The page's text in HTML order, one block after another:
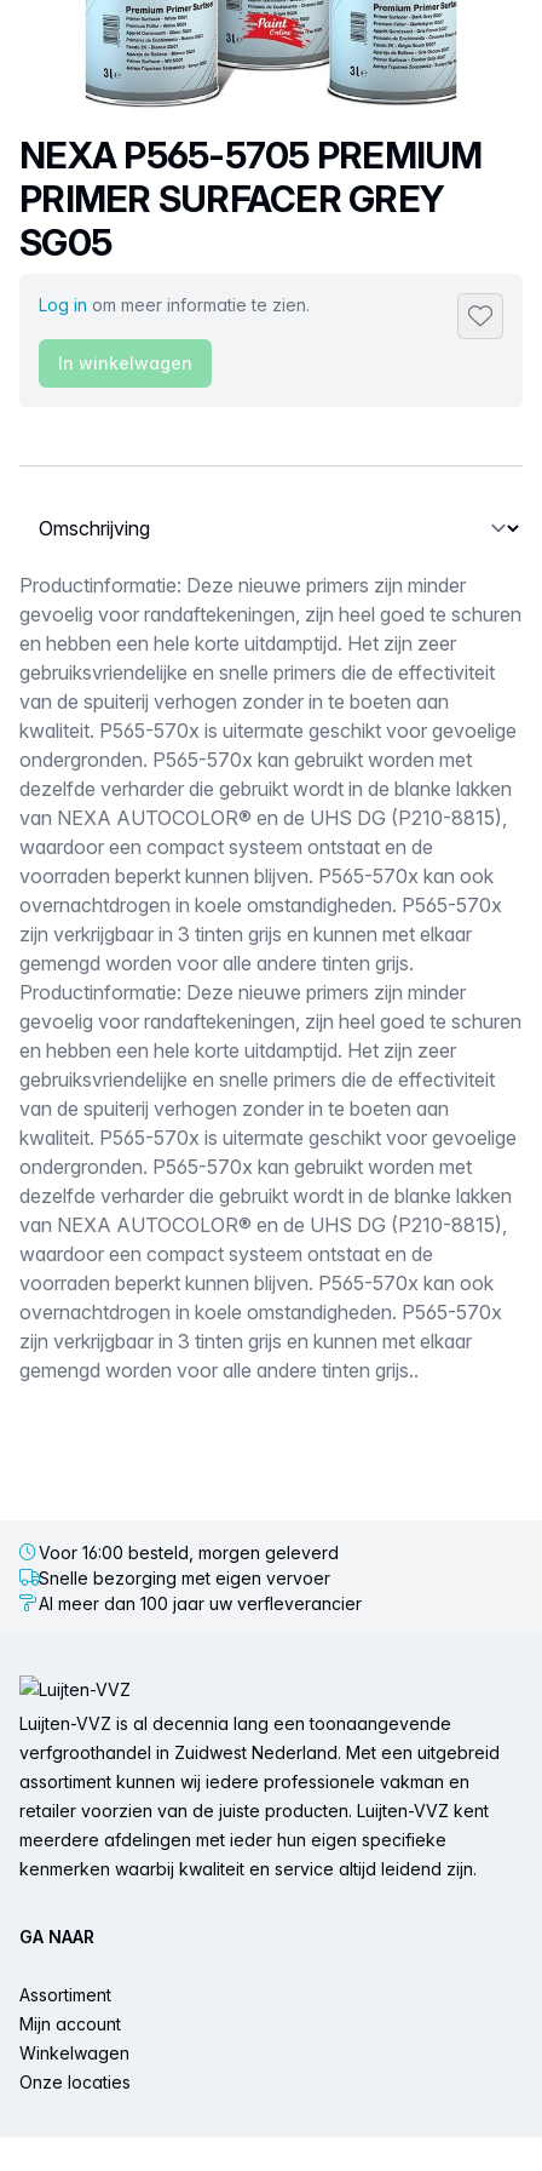
Productnaam
NEXA P565-5705 PREMIUM
PRIMER SURFACER GREY
SG05
Log in om meer informatie te zien.
In winkelwagen
Selecteer een tabblad
Omschrijving
Productinformatie: Deze nieuwe primers zijn minder
gevoelig voor randaftekeningen, zijn heel goed te schuren
en hebben een hele korte uitdamptijd. Het zijn zeer
gebruiksvriendelijke en snelle primers die de effectiviteit
van de spuiterij verhogen zonder in te boeten aan
kwaliteit. P565-570x is uitermate geschikt voor gevoelige
ondergronden. P565-570x kan gebruikt worden met
dezelfde verharder die gebruikt wordt in de blanke lakken
van NEXA AUTOCOLOR® en de UHS DG (P210-8815),
waardoor een compact systeem ontstaat en de
voorraden beperkt kunnen blijven. P565-570x kan ook
overnachtdrogen in koele omstandigheden. P565-570x
zijn verkrijgbaar in 3 tinten grijs en kunnen met elkaar
gemengd worden voor alle andere tinten grijs.
Productinformatie: Deze nieuwe primers zijn minder
gevoelig voor randaftekeningen, zijn heel goed te schuren
en hebben een hele korte uitdamptijd. Het zijn zeer
gebruiksvriendelijke en snelle primers die de effectiviteit
van de spuiterij verhogen zonder in te boeten aan
kwaliteit. P565-570x is uitermate geschikt voor gevoelige
ondergronden. P565-570x kan gebruikt worden met
dezelfde verharder die gebruikt wordt in de blanke lakken
van NEXA AUTOCOLOR® en de UHS DG (P210-8815),
waardoor een compact systeem ontstaat en de
voorraden beperkt kunnen blijven. P565-570x kan ook
overnachtdrogen in koele omstandigheden. P565-570x
zijn verkrijgbaar in 3 tinten grijs en kunnen met elkaar
gemengd worden voor alle andere tinten grijs..
Voor 16:00 besteld, morgen geleverd
Snelle bezorging met eigen vervoer
Al meer dan 100 jaar uw verfleverancier
Luijten-VVZ is al decennia lang een toonaangevende
verfgroothandel in Zuidwest Nederland. Met een uitgebreid
assortiment kunnen wij iedere professionele vakman en
retailer voorzien van de juiste producten. Luijten-VVZ kent
meerdere afdelingen met ieder hun eigen specifieke
kenmerken waarbij kwaliteit en service altijd leidend zijn.
GA NAAR
Assortiment
Mijn account
Winkelwagen
Onze locaties